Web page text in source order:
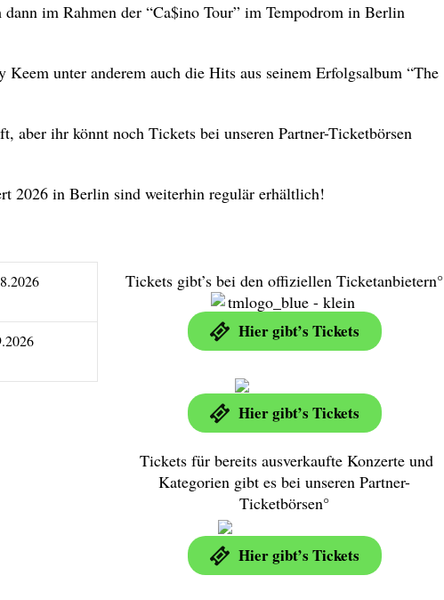
im Rahmen der “Ca$ino Tour” im Tempodrom in Berlin
Keem unter anderem auch die Hits aus seinem Erfolgsalbum “The
aber ihr könnt noch Tickets bei unseren Partner-Ticketbörsen
2026 in Berlin sind weiterhin regulär erhältlich!
Tickets gibt’s bei den offiziellen Ticketanbietern°
Hier gibt’s Tickets
Hier gibt’s Tickets
Tickets für bereits ausverkaufte Konzerte und
Kategorien gibt es bei unseren Partner-
Ticketbörsen°
Hier gibt’s Tickets